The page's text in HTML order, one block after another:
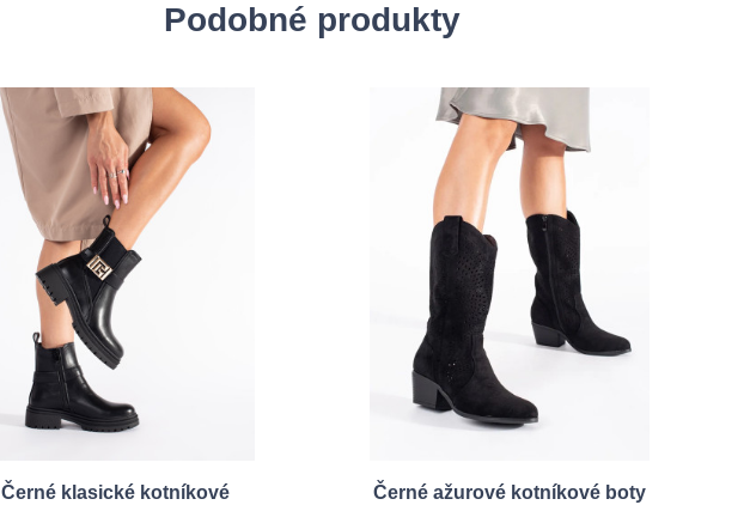
Podobné produkty
Černé klasické kotníkové
Černé ažurové kotníkové boty